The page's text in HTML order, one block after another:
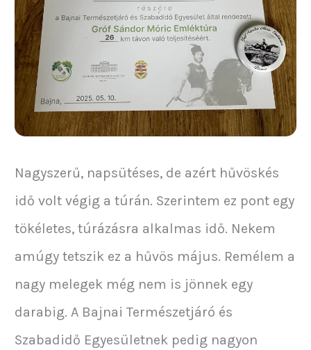
Nagyszerű, napsütéses, de azért hűvöskés
idő volt végig a túrán. Szerintem ez pont egy
tökéletes, túrázásra alkalmas idő. Nekem
amúgy tetszik ez a hűvös május. Remélem a
nagy melegek még nem is jönnek egy
darabig. A Bajnai Természetjáró és
Szabadidő Egyesületnek pedig nagyon